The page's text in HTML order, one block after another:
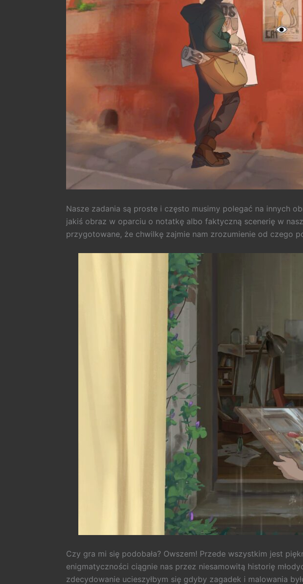
Nasze zadania są proste i często musimy polegać na innych
jakiś obraz w oparciu o notatkę albo faktyczną scenerię w
przygotowane, że chwilkę zajmie nam zrozumienie od czego
Czy gra mi się podobała? Owszem! Przede wszystkim jest
enigmatyczności ciągnie nas przez niesamowitą historię
zdecydowanie ucieszyłbym się gdyby zagadek i malowania